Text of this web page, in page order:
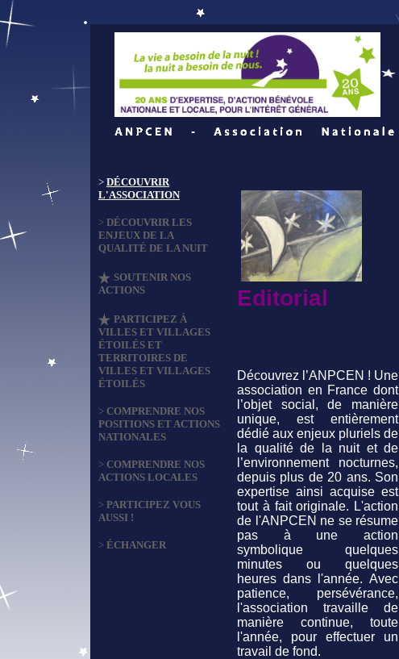
> DÉCOUVRIR
L'ASSOCIATION
> DÉCOUVRIR LES
ENJEUX DE LA
QUALITÉ DE LA NUIT
SOUTENIR NOS
ACTIONS
PARTICIPEZ À
VILLES ET VILLAGES
ÉTOILÉS ET
TERRITOIRES DE
VILLES ET VILLAGES
ÉTOILÉS
> COMPRENDRE NOS
POSITIONS ET ACTIONS
NATIONALES
> COMPRENDRE NOS
ACTIONS LOCALES
> PARTICIPEZ VOUS
AUSSI !
> ÉCHANGER
Editorial
Découvrez l’ANPCEN ! Une
association en France dont
l’objet social, de manière
unique, est entièrement
dédié aux enjeux pluriels de
la qualité de la nuit et de
l’environnement nocturnes,
depuis plus de 20 ans. Son
expertise ainsi acquise est
tout à fait originale. L'action
de l'ANPCEN ne se résume
pas à une action
symbolique quelques
minutes ou quelques
heures dans l'année. Avec
patience, persévérance,
l'association travaille de
manière continue, toute
l'année, pour effectuer un
travail de fond.